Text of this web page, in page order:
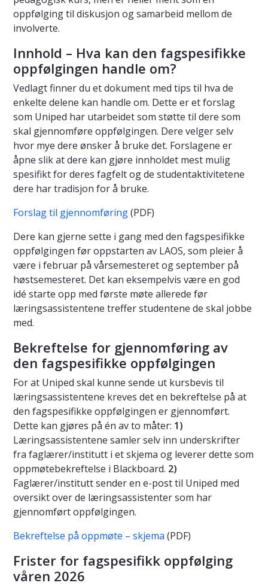
oppfølging til diskusjon og samarbeid mellom de
involverte.
Innhold – Hva kan den fagspesifikke
oppfølgingen handle om?
Vedlagt finner du et dokument med tips til hva de
enkelte delene kan handle om. Dette er et forslag
som Uniped har utarbeidet som støtte til dere som
skal gjennomføre oppfølgingen. Dere velger selv
hvor mye dere ønsker å bruke det. Forslagene er
åpne slik at dere kan gjøre innholdet mest mulig
spesifikt for deres fagfelt og de studentaktivitetene
dere har tradisjon for å bruke.
Forslag til gjennomføring(PDF)
Dere kan gjerne sette i gang med den fagspesifikke
oppfølgingen før oppstarten av LAOS, som pleier å
være i februar på vårsemesteret og september på
høstsemesteret. Det kan eksempelvis være en god
idé starte opp med første møte allerede før
læringsassistentene treffer studentene de skal jobbe
med.
Bekreftelse for gjennomføring av
den fagspesifikke oppfølgingen
For at Uniped skal kunne sende ut kursbevis til
læringsassistentene kreves det en bekreftelse på at
den fagspesifikke oppfølgingen er gjennomført.
Dette kan gjøres på én av to måter: 1)
Læringsassistentene samler selv inn underskrifter
fra faglærer/institutt i et skjema og leverer dette som
oppmøtebekreftelse i Blackboard. 2)
Faglærer/institutt sender en e-post til Uniped med
oversikt over de læringsassistenter som har
gjennomført oppfølgingen.
Bekreftelse på oppmøte – skjema (PDF)
Frister for fagspesifikk oppfølging
våren 2026